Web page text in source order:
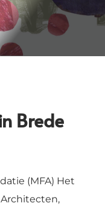
Brede
(MFA) Het